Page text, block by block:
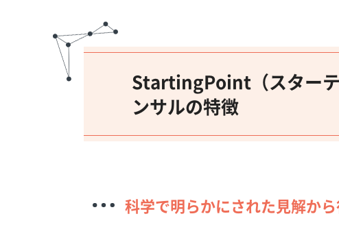
StartingPoint（スター
ンサルの特徴
科学で明らかにされた見解か